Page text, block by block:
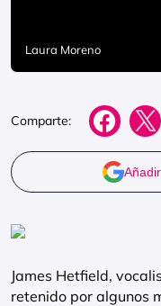
Laura Moreno
Comparte:
James Hetfield,
retenido por algunos